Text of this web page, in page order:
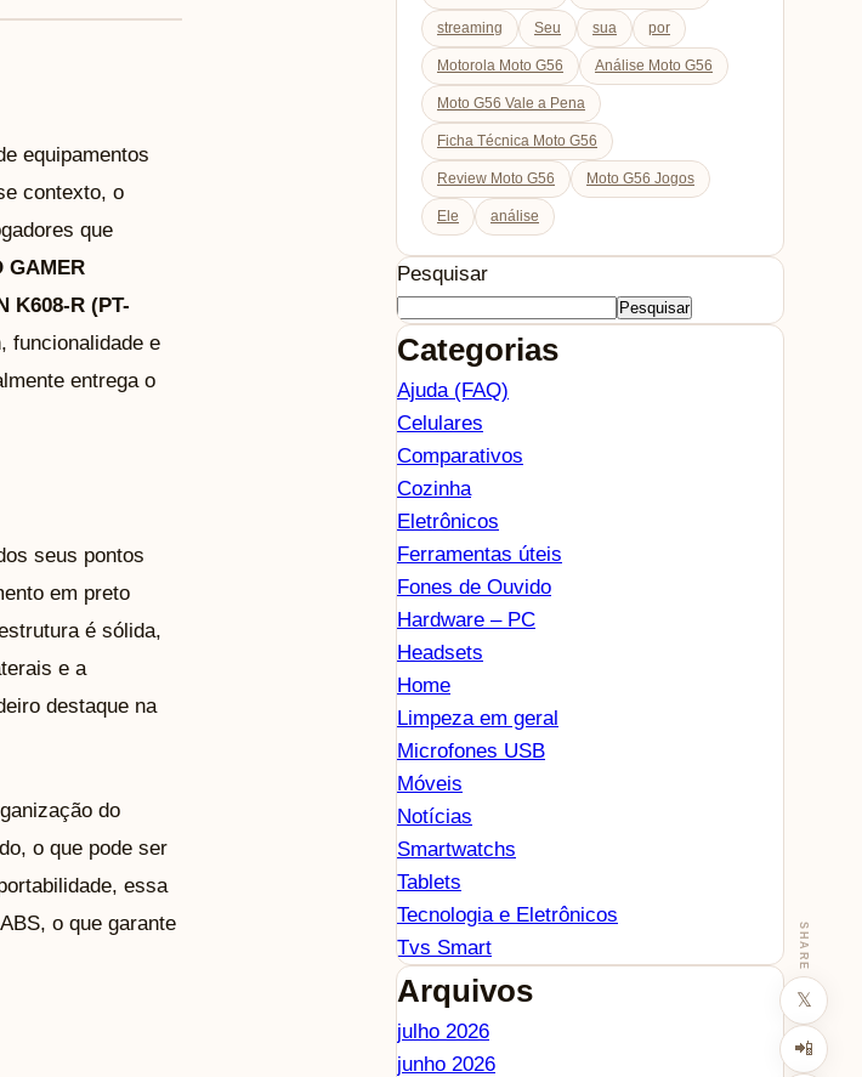
SHARE
𝕏
📲
equipamentos
contexto, o
que
GAMER
K608-R (PT-
funcionalidade e
entrega o
seus pontos
em preto
é sólida,
e a
destaque na
do
o que pode ser
essa
o que garante
streaming Seu sua por
Motorola Moto G56 Análise Moto G56
Moto G56 Vale a Pena
Ficha Técnica Moto G56
Review Moto G56 Moto G56 Jogos
Ele análise
Pesquisar
Pesquisar
Categorias
Ajuda (FAQ)
Celulares
Comparativos
Cozinha
Eletrônicos
Ferramentas úteis
Fones de Ouvido
Hardware – PC
Headsets
Home
Limpeza em geral
Microfones USB
Móveis
Notícias
Smartwatchs
Tablets
Tecnologia e Eletrônicos
Tvs Smart
Arquivos
julho 2026
junho 2026